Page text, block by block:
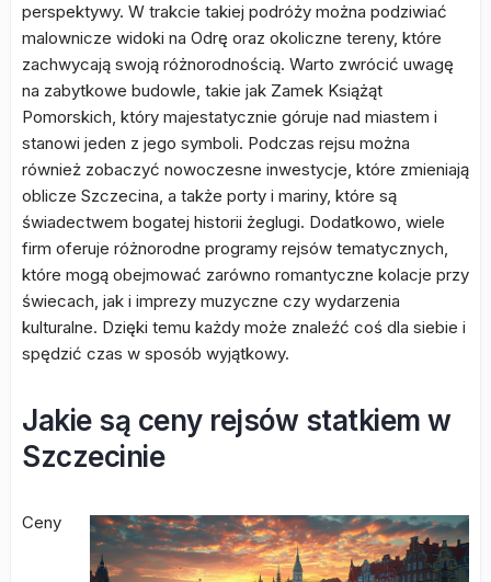
perspektywy. W trakcie takiej podróży można podziwiać
malownicze widoki na Odrę oraz okoliczne tereny, które
zachwycają swoją różnorodnością. Warto zwrócić uwagę
na zabytkowe budowle, takie jak Zamek Książąt
Pomorskich, który majestatycznie góruje nad miastem i
stanowi jeden z jego symboli. Podczas rejsu można
również zobaczyć nowoczesne inwestycje, które zmieniają
oblicze Szczecina, a także porty i mariny, które są
świadectwem bogatej historii żeglugi. Dodatkowo, wiele
firm oferuje różnorodne programy rejsów tematycznych,
które mogą obejmować zarówno romantyczne kolacje przy
świecach, jak i imprezy muzyczne czy wydarzenia
kulturalne. Dzięki temu każdy może znaleźć coś dla siebie i
spędzić czas w sposób wyjątkowy.
Jakie są ceny rejsów statkiem w
Szczecinie
Ceny